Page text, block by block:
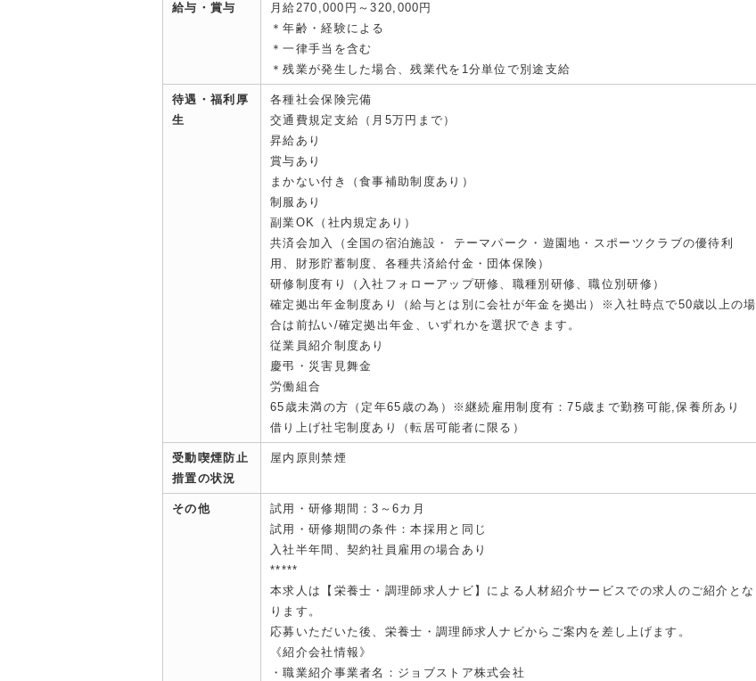
給与・賞与
月給270,000円～320,000円
＊年齢・経験による
＊一律手当を含む
＊残業が発生した場合、残業代を1分単位で別途支給
待遇・福利厚
生
各種社会保険完備
交通費規定支給（月5万円まで）
昇給あり
賞与あり
まかない付き（食事補助制度あり）
制服あり
副業OK（社内規定あり）
共済会加入（全国の宿泊施設・ テーマパーク・遊園地・スポーツクラブの優待利
用、財形貯蓄制度、各種共済給付金・団体保険）
研修制度有り（入社フォローアップ研修、職種別研修、職位別研修）
確定拠出年金制度あり（給与とは別に会社が年金を拠出）※入社時点で50歳以上の場
合は前払い/確定拠出年金、いずれかを選択できます。
従業員紹介制度あり
慶弔・災害見舞金
労働組合
65歳未満の方（定年65歳の為）※継続雇用制度有：75歳まで勤務可能,保養所あり
借り上げ社宅制度あり（転居可能者に限る）
受動喫煙防止
措置の状況
屋内原則禁煙
その他
試用・研修期間：3～6カ月
試用・研修期間の条件：本採用と同じ
入社半年間、契約社員雇用の場合あり
*****
本求人は【栄養士・調理師求人ナビ】による人材紹介サービスでの求人のご紹介とな
ります。
応募いただいた後、栄養士・調理師求人ナビからご案内を差し上げます。
《紹介会社情報》
・職業紹介事業者名：ジョブストア株式会社